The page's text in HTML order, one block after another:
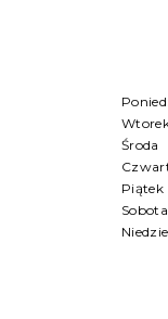
Środa
Piątek
Sobota